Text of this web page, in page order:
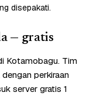
disepakati.
— gratis
Kotamobagu. Tim
perkiraan
server gratis 1